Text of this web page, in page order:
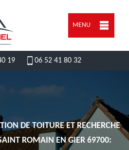
MENU
19 06 52 41 80 32
DE TOITURE ET RECHERCHE
ROMAIN EN GIER 69700: